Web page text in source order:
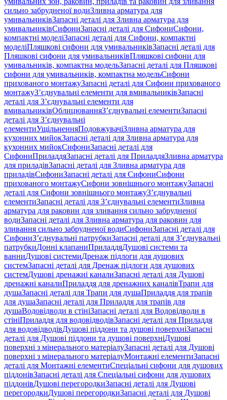
сильно забрудненої водиЗливна арматура для
умивальниківЗапасні деталі для Зливна арматура для
умивальниківСифониЗапасні деталі для СифониСифони,
компактні моделіЗапасні деталі для Сифони, компактні
моделіПляшкові сифони для умивальниківЗапасні деталі для
Пляшкові сифони для умивальниківПляшкові сифони для
умивальників, компактна модельЗапасні деталі для Пляшкові
сифони для умивальників, компактна модельСифони
прихованого монтажуЗапасні деталі для Сифони прихованого
монтажуЗ’єднувальні елементи для вмивальниківЗапасні
деталі для З’єднувальні елементи для
вмивальниківОблицюванняЗ’єднувальні елементиЗапасні
деталі для З’єднувальні
елементиУщільненняПодовжувачіЗливна арматура для
кухонних мийокЗапасні деталі для Зливна арматура для
кухонних мийокСифониЗапасні деталі для
СифониПриладдяЗапасні деталі для ПриладдяЗливна арматура
для приладівЗапасні деталі для Зливна арматура для
приладівСифониЗапасні деталі для СифониСифони
прихованого монтажуСифони зовнішнього монтажуЗапасні
деталі для Сифони зовнішнього монтажуЗ’єднувальні
елементиЗапасні деталі для З’єднувальні елементиЗливна
арматура для раковин для зливання сильно забрудненої
водиЗапасні деталі для Зливна арматура для раковин для
зливання сильно забрудненої водиСифониЗапасні деталі для
СифониЗ’єднувальні патрубкиЗапасні деталі для З’єднувальні
патрубкиДонні клапаниПриладдяДушові системи та
ванниДушові системиДренаж підлоги для душових
системЗапасні деталі для Дренаж підлоги для душових
системДушові дренажні каналиЗапасні деталі для Душові
дренажні каналиПриладдя для дренажних каналівТрапи для
душаЗапасні деталі для Трапи для душаПриладдя для трапів
для душаЗапасні деталі для Приладдя для трапів для
душаВодовідводи в стініЗапасні деталі для Водовідводи в
стініПриладдя для водовідводівЗапасні деталі для Приладдя
для водовідводівДушові піддони та душові поверхніЗапасні
деталі для Душові піддони та душові поверхніДушові
поверхні з мінерального матеріалуЗапасні деталі для Душові
поверхні з мінерального матеріалуМонтажні елементиЗапасні
деталі для Монтажні елементиСпеціальні сифони для душових
піддонівЗапасні деталі для Спеціальні сифони для душових
піддонівДушові перегородкиЗапасні деталі для Душові
перегородкиДушові перегородкиЗапасні деталі для Душові